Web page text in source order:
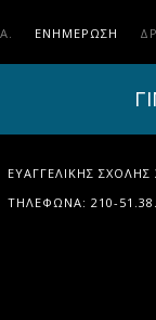
ΕΝΗΜΕΡΩΣΗ
ΕΥΑΓΓΕΛΙΚΉΣ ΣΧΟΛΉΣ
ΤΗΛΈΦΩΝΑ: 210-